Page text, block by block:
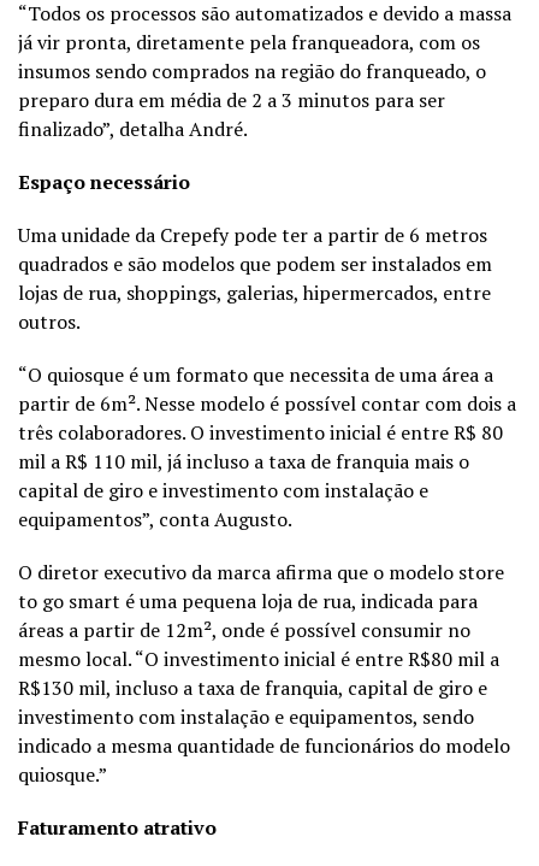
“Todos os processos são automatizados e devido a massa
já vir pronta, diretamente pela franqueadora, com os
insumos sendo comprados na região do franqueado, o
preparo dura em média de 2 a 3 minutos para ser
finalizado”, detalha André.
Espaço necessário
Uma unidade da Crepefy pode ter a partir de 6 metros
quadrados e são modelos que podem ser instalados em
lojas de rua, shoppings, galerias, hipermercados, entre
outros.
“O quiosque é um formato que necessita de uma área a
partir de 6m². Nesse modelo é possível contar com dois a
três colaboradores. O investimento inicial é entre R$ 80
mil a R$ 110 mil, já incluso a taxa de franquia mais o
capital de giro e investimento com instalação e
equipamentos”, conta Augusto.
O diretor executivo da marca afirma que o modelo store
to go smart é uma pequena loja de rua, indicada para
áreas a partir de 12m², onde é possível consumir no
mesmo local. “O investimento inicial é entre R$80 mil a
R$130 mil, incluso a taxa de franquia, capital de giro e
investimento com instalação e equipamentos, sendo
indicado a mesma quantidade de funcionários do modelo
quiosque.”
Faturamento atrativo